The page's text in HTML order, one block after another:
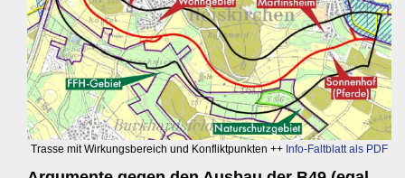
Trasse mit Wirkungsbereich und Konfliktpunkten ++ Info-Faltblatt als PDF